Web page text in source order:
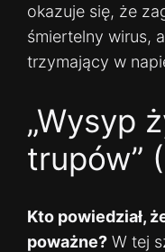
okazuje się, że
śmiertelny wirus,
trzymający w
„Wysyp
trupów”
Kto powiedział,
poważne? W tej